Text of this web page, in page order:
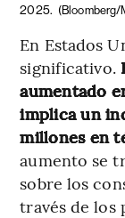
2025. (Bloomberg/
En Estados
significativo.
aumentado
implica un
millones en
aumento se
sobre los
través de los